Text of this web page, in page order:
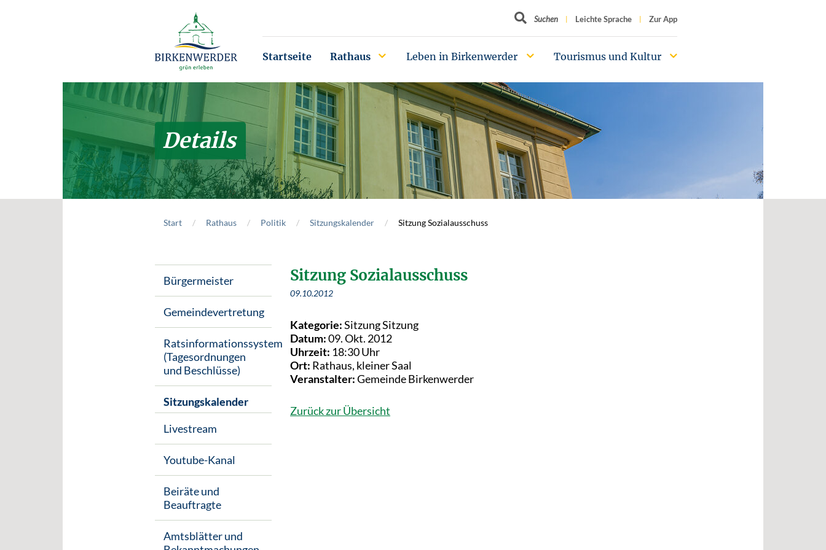
Suchbegriff
Suchen Leichte Sprache Zur App
Startseite Rathaus Leben in Birkenwerder Tourismus und Kultur
Details
Start Rathaus Politik Sitzungskalender Sitzung Sozialausschuss
Bürgermeister
Gemeindevertretung
Ratsinformationssystem
(Tagesordnungen
und Beschlüsse)
Sitzungskalender
Livestream
Youtube-Kanal
Beiräte und
Beauftragte
Amtsblätter und
Sitzung Sozialausschuss
09.10.2012
Kategorie:Sitzung Sitzung
Datum:09. Okt. 2012
Uhrzeit: 18:30 Uhr
Ort: Rathaus, kleiner Saal
Veranstalter:Gemeinde Birkenwerder
Zurück zur Übersicht